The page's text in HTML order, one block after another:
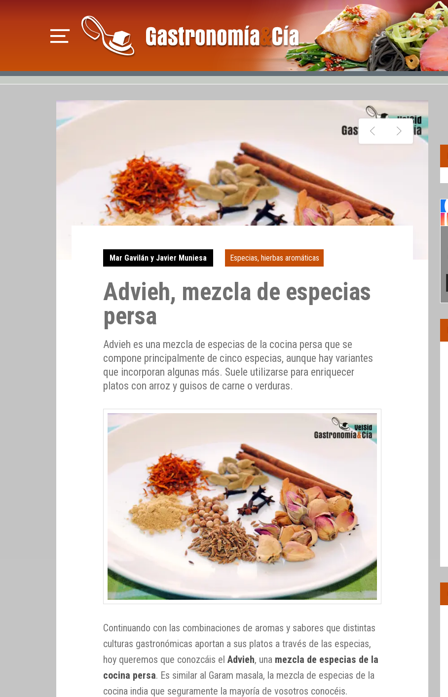
Mar Gavilán y Javier Muniesa Especias, hierbas aromáticas
Advieh, mezcla de especias
persa
Advieh es una mezcla de especias de la cocina persa que se
compone principalmente de cinco especias, aunque hay variantes
que incorporan algunas más. Suele utilizarse para enriquecer
platos con arroz y guisos de carne o verduras.
Continuando con las combinaciones de aromas y sabores que distintas
culturas gastronómicas aportan a sus platos a través de las especias,
hoy queremos que conozcáis elAdvieh, una mezcla de especias de la
cocina persa. Es similar al Garam masala, la mezcla de especias de la
cocina india que seguramente la mayoría de vosotros conocéis.